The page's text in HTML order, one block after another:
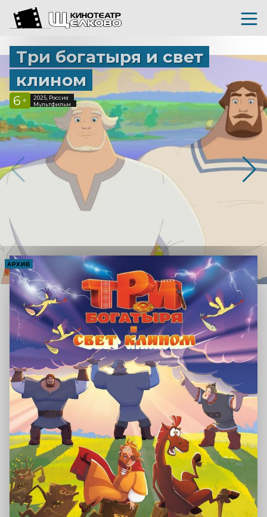
Три богатыря и свет
клином
6 +
2025, Россия
Мультфильм
АРХИВ